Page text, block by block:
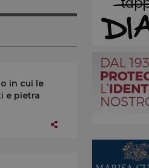
in cui le
e pietra